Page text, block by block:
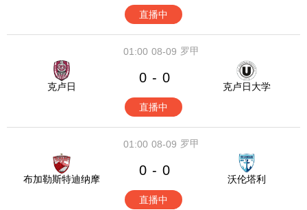
直播中
08-09
01:00 罗甲
克卢日
0 - 0
克卢日大学
直播中
08-09
01:00 罗甲
布加勒斯特迪纳摩
0 - 0
沃伦塔利
直播中